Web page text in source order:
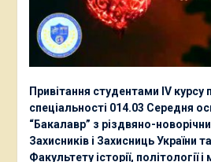
Привітання студентами ІV курсу
спеціальності 014.03 Середня
“Бакалавр” з різдвяно-
Захисників і Захисниць України
Факультету історії, політології